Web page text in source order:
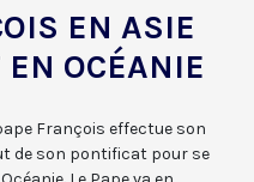
EN ASIE
OCÉANIE
François effectue son
de son pontificat pour se